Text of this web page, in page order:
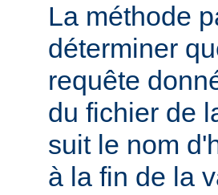
La méthode
déterminer
requête
du fichier de
suit le nom
à la fin de la